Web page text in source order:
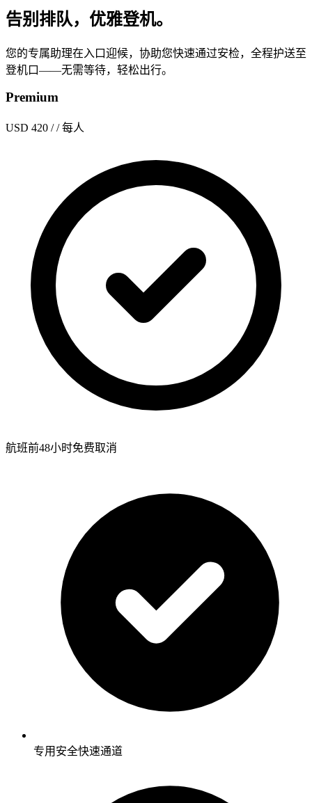
告别排队，优雅登机。
您的专属助理在入口迎候，协助您快速通过安检，全程护送至
登机口——无需等待，轻松出行。
Premium
USD 420 / / 每人
航班前48小时免费取消
专用安全快速通道